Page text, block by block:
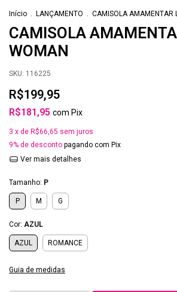
Início . LANÇAMENTO . CAMISOLA AMAMENTAR
CAMISOLA
WOMAN
SKU: 116225
R$199,95
R$181,95 com Pix
3 x de R$66,65 sem juros
9% de desconto pagando com Pix
Ver mais detalhes
Tamanho: P
P M G
Cor: AZUL
AZUL ROMANCE
Guia de medidas